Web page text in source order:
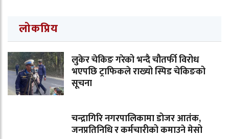
लोकप्रिय
लुकेर चेकिङ गरेको भन्दै चौतर्फी विरोध
भएपछि ट्राफिकले राख्यो स्पिड चेकिङको
सूचना
चन्द्रागिरि नगरपालिकामा डोजर आतंक,
जनप्रतिनिधि र कर्मचारीको कमाउने मेसो